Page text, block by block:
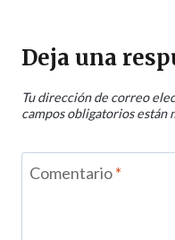
Deja una
Tu dirección de correo
campos obligatorios están
Comentario*